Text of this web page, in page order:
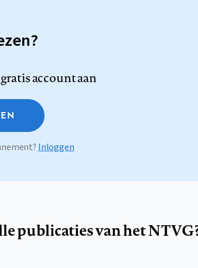
account aan
Inloggen
publicaties van het